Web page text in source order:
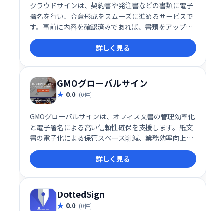
クラウドサインは、契約書や発注書などの書類に電子
署名を行い、合意形成をスムーズに進めるサービスで
す。事前に内容を確認済みであれば、書類をアップロ
ードし、相手方の同意を得るだけで電子署名完了。ペ
ーパーレス化による効率化とコスト削減を実現しま
す。
詳しく見る
GMOグローバルサイン
0.0 (0件)
GMOグローバルサインは、オフィス文書の管理効率化
と電子署名による高い信頼性確保を支援します。紙文
書の電子化による保管スペース削減、業務効率向上を
実現。電子署名により、契約締結などの信頼性も高
め、ペーパーレス化によるコスト削減にも貢献しま
す。
詳しく見る
DottedSign
0.0 (0件)